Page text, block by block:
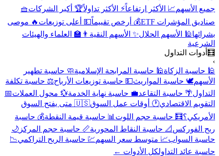
جميع الأسهم📈 الأكثر ارتفاعاً⚡ الأكثر تداولاً🏆 أكبر الشركات🧺
صناديق المؤشرات ETF
💰 أرخص تقييماً💵 أعلى توزيعات 🔥 موصى
بشرائها🕌 الأسهم الحلال✨ الأسهم النقية 👨‍🏫 العلماء والهيئات
الشرعية
🧮 أدوات التداول
›
🕌 حاسبة الزكاة🕌 حاسبة المرابحة الإسلامية🧼 حاسبة تطهير
الأسهم🕊️ حاسبة المواريث💵 حاسبة توزيعات الأرباح⚖️ حاسبة تكلفة
التداول🌴 حاسبة التقاعد💼 حاسبة نهاية الخدمة💱 محول العملات📅
التقويم الاقتصادي🕐 أوقات عمل السوق
🇺🇸 متى يفتح السوق
الأمريكي؟🧮 حاسبة حجم اللوت 📊 حاسبة قيمة النقطة💰 حاسبة
ربح الفوركس 📐 حاسبة النقاط المحورية📏 حاسبة حجم المركز 🌙
حاسبة السواب📈 متوسط سعر السهم💹 حاسبة الربح التراكمي📉
حاسبة عائد التداولكل الأدوات ←